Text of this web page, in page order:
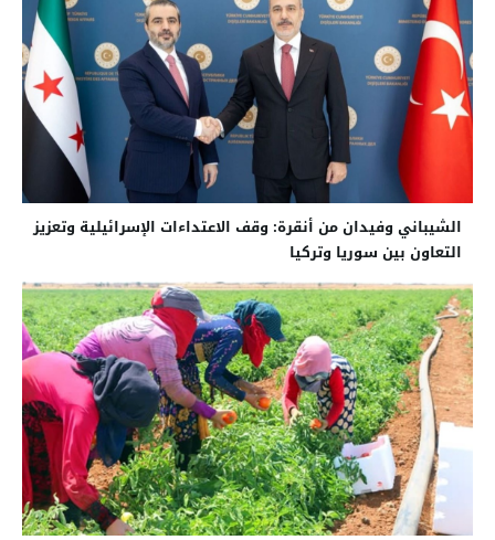
الشيباني وفيدان من أنقرة: وقف الاعتداءات الإسرائيلية وتعزيز
التعاون بين سوريا وتركيا